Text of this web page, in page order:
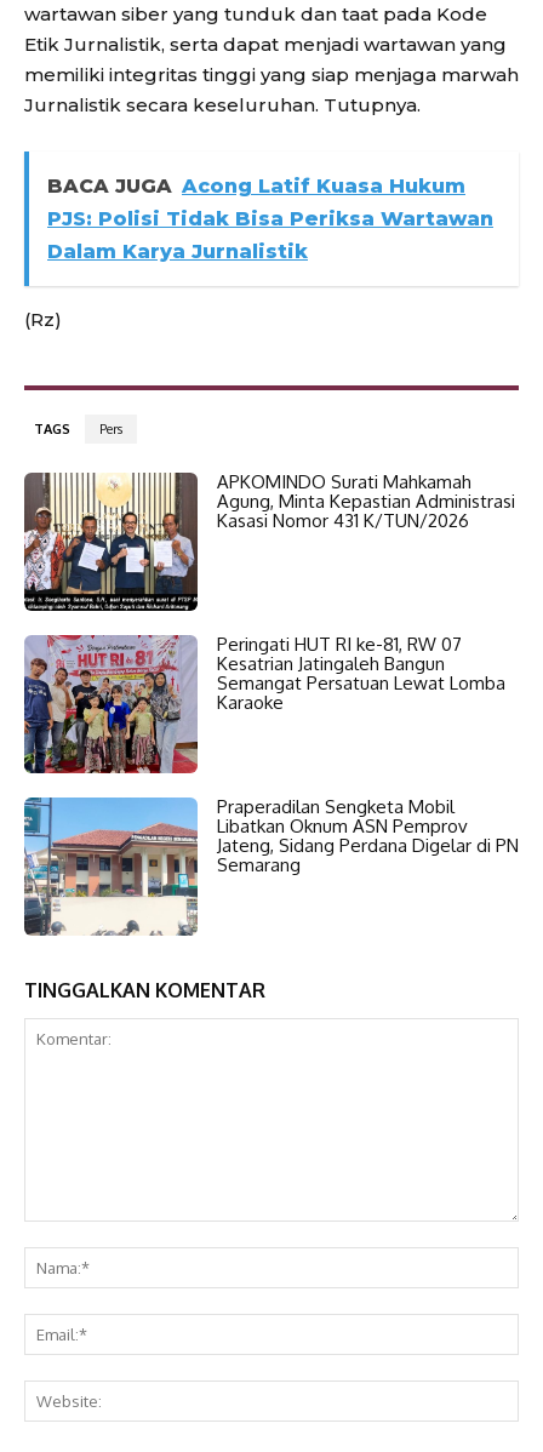
wartawan siber yang tunduk dan taat pada Kode
Etik Jurnalistik, serta dapat menjadi wartawan yang
memiliki integritas tinggi yang siap menjaga marwah
Jurnalistik secara keseluruhan. Tutupnya.
BACA JUGA Acong Latif Kuasa Hukum
PJS: Polisi Tidak Bisa Periksa Wartawan
Dalam Karya Jurnalistik
(Rz)
TAGS Pers
APKOMINDO Surati Mahkamah
Agung, Minta Kepastian Administrasi
Kasasi Nomor 431 K/TUN/2026
Peringati HUT RI ke-81, RW 07
Kesatrian Jatingaleh Bangun
Semangat Persatuan Lewat Lomba
Karaoke
Praperadilan Sengketa Mobil
Libatkan Oknum ASN Pemprov
Jateng, Sidang Perdana Digelar di PN
Semarang
TINGGALKAN KOMENTAR